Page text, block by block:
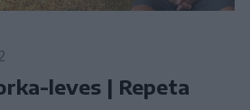
leves | Repeta